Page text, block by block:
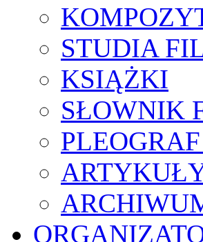
STUDIA
KSIĄŻKI
SŁOWNIK